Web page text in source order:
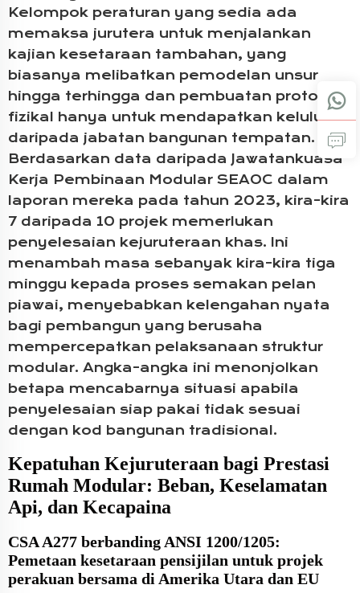
Kelompok peraturan yang sedia ada
memaksa jurutera untuk menjalankan
kajian kesetaraan tambahan, yang
biasanya melibatkan pemodelan unsur
hingga terhingga dan pembuatan prototip
fizikal hanya untuk mendapatkan kelulusan
daripada jabatan bangunan tempatan.
Berdasarkan data daripada Jawatankuasa
Kerja Pembinaan Modular SEAOC dalam
laporan mereka pada tahun 2023, kira-kira
7 daripada 10 projek memerlukan
penyelesaian kejuruteraan khas. Ini
menambah masa sebanyak kira-kira tiga
minggu kepada proses semakan pelan
piawai, menyebabkan kelengahan nyata
bagi pembangun yang berusaha
mempercepatkan pelaksanaan struktur
modular. Angka-angka ini menonjolkan
betapa mencabarnya situasi apabila
penyelesaian siap pakai tidak sesuai
dengan kod bangunan tradisional.
Kepatuhan Kejuruteraan bagi Prestasi
Rumah Modular: Beban, Keselamatan
Api, dan Kecapaina
CSA A277 berbanding ANSI 1200/1205:
Pemetaan kesetaraan pensijilan untuk projek
perakuan bersama di Amerika Utara dan EU